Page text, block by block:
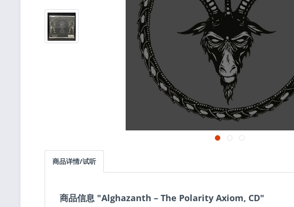
商品详情/试听
商品信息 "Alghazanth ‎– The Polarity Axiom, CD"